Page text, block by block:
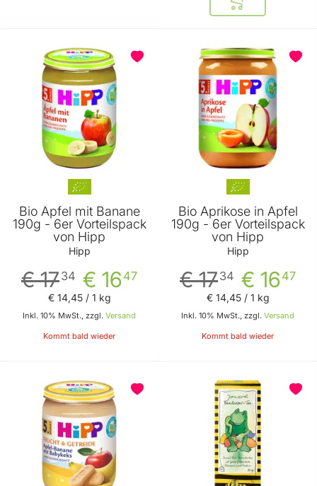
In den
Bio Äpfel mit Banane
190g - 6er Vorteilspack
von Hipp
Hipp
€ 1647
€ 1734
Inkl. 10% MwSt., zzgl. Versand
€ 14,45/ 1 kg
Kommt bald wieder
Bio Aprikose in Apfel
190g - 6er Vorteilspack
von Hipp
Hipp
€ 1647
€ 1734
Inkl. 10% MwSt., zzgl. Versand
€ 14,45/ 1 kg
Kommt bald wieder